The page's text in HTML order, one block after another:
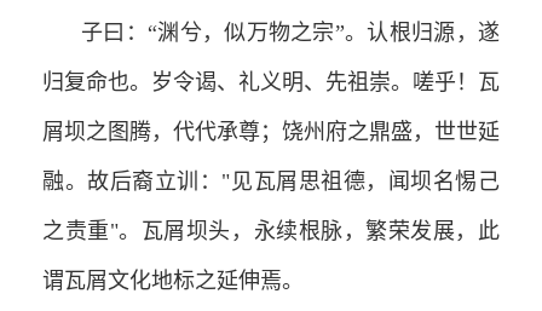
子曰：“渊兮，似万物之宗”。认根归源，遂
归复命也。岁令谒、礼义明、先祖崇。嗟乎！瓦
屑坝之图腾，代代承尊；饶州府之鼎盛，世世延
融。故后裔立训："见瓦屑思祖德，闻坝名惕己
之责重"。瓦屑坝头，永续根脉，繁荣发展，此
谓瓦屑文化地标之延伸焉。